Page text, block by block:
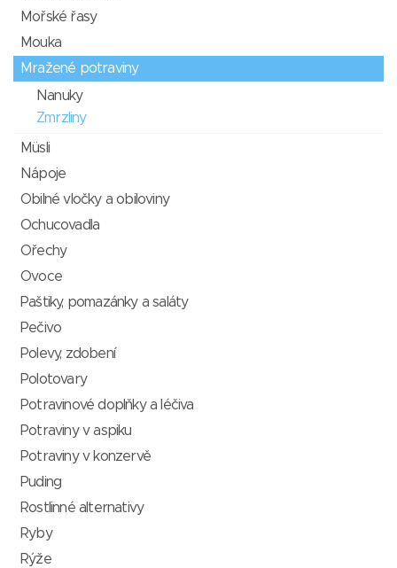
Mořské řasy
Mouka
Mražené potraviny
Nanuky
Zmrzliny
Müsli
Nápoje
Obilné vločky a obiloviny
Ochucovadla
Ořechy
Ovoce
Paštiky, pomazánky a saláty
Pečivo
Polevy, zdobení
Polotovary
Potravinové doplňky a léčiva
Potraviny v aspiku
Potraviny v konzervě
Puding
Rostlinné alternativy
Ryby
Rýže